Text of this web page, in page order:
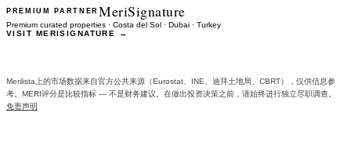
PREMIUM PARTNER MeriSignature
Premium curated properties · Costa del Sol · Dubai · Turkey
VISIT MERISIGNATURE →
Merilista上的市场数据来自官方公共来源（Eurostat、INE、迪拜土地局、CBRT），仅供信息参
考。MERI评分是比较指标 — 不是财务建议。在做出投资决策之前，请始终进行独立尽职调查。
免责声明